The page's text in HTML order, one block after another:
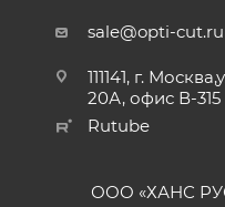
sale@opti-cut.ru
111141, г.
20А, офис В-315
Rutube
ООО «ХАНС